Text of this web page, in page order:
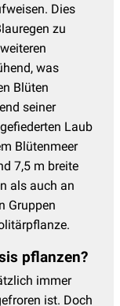
Dies
zu
was
Blüten
seiner
Laub
Blütenmeer
7,5 m breite
als auch an
Gruppen
pflanzen?
immer
ist. Doch